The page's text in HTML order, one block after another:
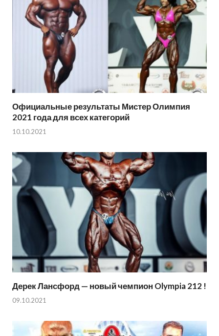
Официальные результаты Мистер Олимпия
2021 года для всех категорий
10.10.2021
Дерек Лансфорд — новый чемпион Olympia 212 !
09.10.2021